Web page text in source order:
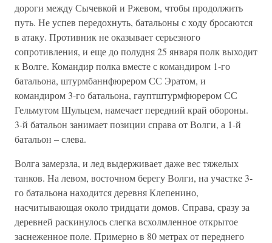
дороги между Сычевкой и Ржевом, чтобы продолжить
путь. Не успев передохнуть, батальоны с ходу бросаются
в атаку. Противник не оказывает серьезного
сопротивления, и еще до полудня 25 января полк выходит
к Волге. Командир полка вместе с командиром 1-го
батальона, штурмбаннфюрером СС Эратом, и
командиром 3-го батальона, гауптштурмфюрером СС
Гельмутом Шульцем, намечает передний край обороны.
3-й батальон занимает позиции справа от Волги, а 1-й
батальон – слева.
Волга замерзла, и лед выдерживает даже вес тяжелых
танков. На левом, восточном берегу Волги, на участке 3-
го батальона находится деревня Клепенино,
насчитывающая около тридцати домов. Справа, сразу за
деревней раскинулось слегка всхолмленное открытое
заснеженное поле. Примерно в 80 метрах от переднего